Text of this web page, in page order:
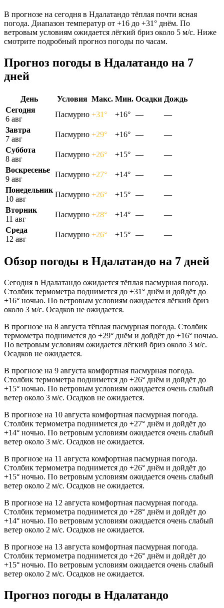
В прогнозе на сегодня в Ндалатандо тёплая почти ясная
погода. Диапазон температур от +16 до +31° днём. По
ветровым условиям ожидается лёгкий бриз около 5 м/с. Ниже
смотрите подробный прогноз погоды по часам.
Прогноз погоды в Ндалатандо на 7
дней
День Условия Макс. Мин. Осадки Дождь
Сегодня
6 авг
Пасмурно +31° +16° —
—
Завтра
7 авг
Пасмурно +29° +16° —
—
Суббота
8 авг
Пасмурно +26° +15° —
—
Воскресенье
9 авг
Пасмурно +27° +14° —
—
Понедельник
10 авг
Пасмурно +26° +15° —
—
Вторник
11 авг
Пасмурно +28° +14° —
—
Среда
12 авг
Пасмурно +26° +15° — —
Обзор погоды в Ндалатандо на 7 дней
Сегодня в Ндалатандо ожидается тёплая пасмурная погода.
Столбик термометра поднимется до +31° днём и дойдёт до
+16° ночью. По ветровым условиям ожидается лёгкий бриз
около 3 м/с. Осадков не ожидается.
В прогнозе на 8 августа тёплая пасмурная погода. Столбик
термометра поднимется до +29° днём и дойдёт до +16° ночью.
По ветровым условиям ожидается лёгкий бриз около 3 м/с.
Осадков не ожидается.
В прогнозе на 9 августа комфортная пасмурная погода.
Столбик термометра поднимется до +26° днём и дойдёт до
+15° ночью. По ветровым условиям ожидается очень слабый
ветер около 3 м/с. Осадков не ожидается.
В прогнозе на 10 августа комфортная пасмурная погода.
Столбик термометра поднимется до +27° днём и дойдёт до
+14° ночью. По ветровым условиям ожидается очень слабый
ветер около 3 м/с. Осадков не ожидается.
В прогнозе на 11 августа комфортная пасмурная погода.
Столбик термометра поднимется до +26° днём и дойдёт до
+15° ночью. По ветровым условиям ожидается очень слабый
ветер около 2 м/с. Осадков не ожидается.
В прогнозе на 12 августа комфортная пасмурная погода.
Столбик термометра поднимется до +28° днём и дойдёт до
+14° ночью. По ветровым условиям ожидается очень слабый
ветер около 2 м/с. Осадков не ожидается.
В прогнозе на 13 августа комфортная пасмурная погода.
Столбик термометра поднимется до +26° днём и дойдёт до
+15° ночью. По ветровым условиям ожидается очень слабый
ветер около 2 м/с. Осадков не ожидается.
Прогноз погоды в Ндалатандо